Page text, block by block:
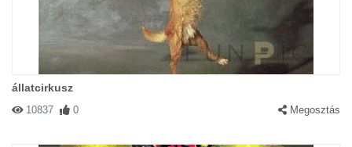
állatcirkusz
10837 0 Megosztás